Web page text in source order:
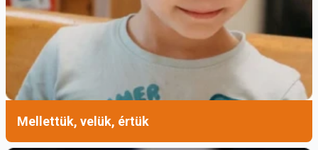
Mellettük, velük, értük